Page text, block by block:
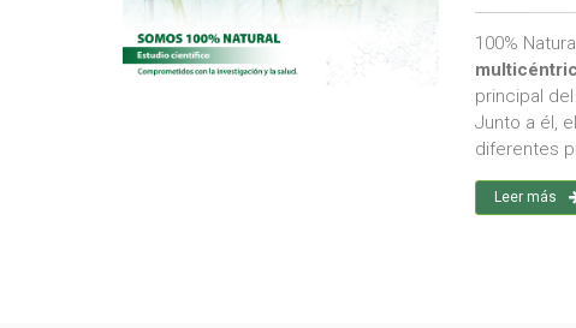
100%
principal
Junto a él,
diferentes
Leer más